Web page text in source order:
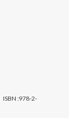
ISBN :978-2-